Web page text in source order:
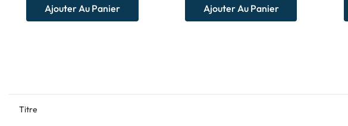
Ajouter Au Panier Ajouter Au Panier
Titre